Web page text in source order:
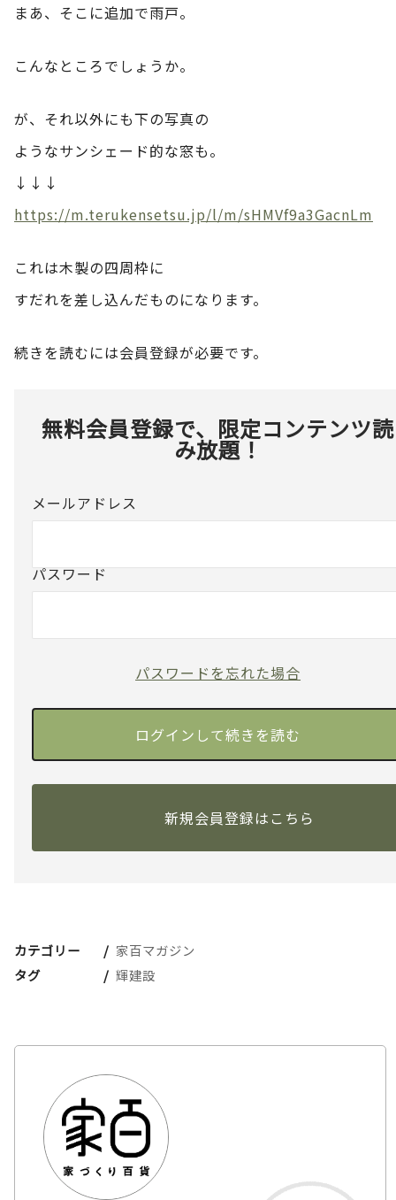
まあ、そこに追加で雨戸。
こんなところでしょうか。
が、それ以外にも下の写真の
ようなサンシェード的な窓も。
↓↓↓
https://m.terukensetsu.jp/l/m/sHMVf9a3GacnLm
これは木製の四周枠に
すだれを差し込んだものになります。
続きを読むには会員登録が必要です。
無料会員登録で、限定コンテンツ読
み放題！
メールアドレス
パスワード
パスワードを忘れた場合
新規会員登録はこちら
カテゴリー
家百マガジン
タグ
輝建設